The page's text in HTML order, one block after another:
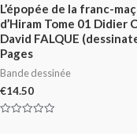
L’épopée de la franc-
d’Hiram Tome 01 Didier
David FALQUE
Pages
Bande dessinée
€14.50